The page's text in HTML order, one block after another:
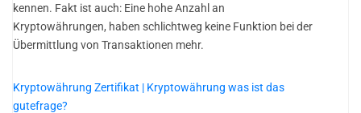
kennen. Fakt ist auch: Eine hohe Anzahl an
Kryptowährungen, haben schlichtweg keine Funktion bei der
Übermittlung von Transaktionen mehr.
Kryptowährung Zertifikat | Kryptowährung was ist das
gutefrage?